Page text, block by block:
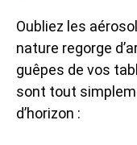
Oubliez les
nature regorge
guêpes de vos
sont tout
d’horizon :